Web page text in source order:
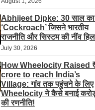
Abhijeet Dipke: 30 साल का
‘Cockroach’ जिसने भारतीय
राजनीति और सिस्टम की नींव
July 30, 2026
How Wheelocity Raised
crore to reach India’s
Village: गांव तक पहुंचने के लिए
Wheelocity ने कैसे बनाई
की रणनीति!